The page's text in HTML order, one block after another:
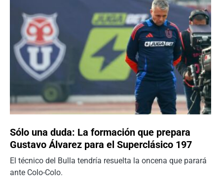
Sólo una duda: La formación que prepara
Gustavo Álvarez para el Superclásico 197
El técnico del Bulla tendría resuelta la oncena que parará
ante Colo-Colo.